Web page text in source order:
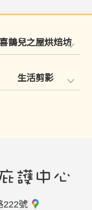
鵲兒之屋烘焙坊
生活剪影
222號